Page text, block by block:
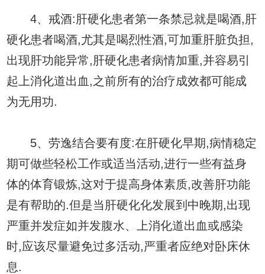
4、戒酒:肝硬化患者第一条禁忌就是喝酒,肝
硬化患者喝酒,尤其是喝烈性酒,可加重肝脏负担,
出现肝功能异常,肝硬化患者病情加重,并容易引
起上消化道出血,之前所有的治疗成效都可能成
为无用功.
5、劳逸结合要有度:在肝硬化早期,病情稳定
期可做些轻松工作或适当活动,进行一些有益身
体的体育锻炼,这对于提高身体素质,改善肝功能
是有帮助的.但是当肝硬化化发展到中晚期,出现
严重并发症如并发腹水、上消化道出血或感染
时,应该尽量避免过多活动,严重者应绝对卧床休
息.